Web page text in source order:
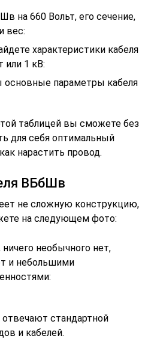
на 660 Вольт, его сечение,
вес:
характеристики кабеля
или 1 кВ:
основные параметры кабеля
таблицей вы сможете без
для себя оптимальный
нарастить провод.
ВБбШв
не сложную конструкцию,
на следующем фото:
необычного нет,
и небольшими
стандартной
и кабелей.